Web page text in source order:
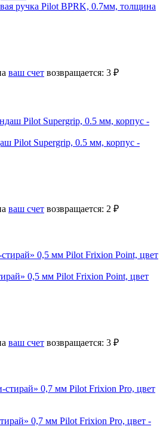
ручка Pilot BPRK, 0.7мм, толщина
ваш счет возвращается: 3 ₽
Pilot Supergrip, 0.5 мм, корпус -
ваш счет возвращается: 2 ₽
0,5 мм Pilot Frixion Point, цвет
ваш счет возвращается: 3 ₽
0,7 мм Pilot Frixion Pro, цвет -